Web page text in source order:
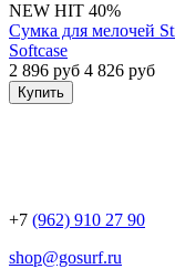
NEW HIT 40%
Сумка для мелочей
Softcase
2 896 руб 4 826 руб
Купить
+7 (962) 910 27 90
shop@gosurf.ru